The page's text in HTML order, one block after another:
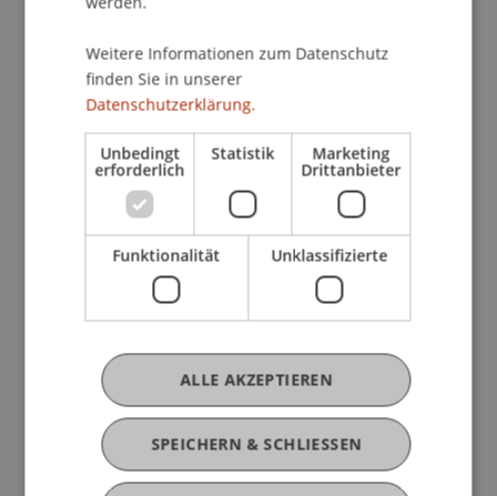
Sommersemester 2025
Weitere Informationen zum Datenschutz
finden Sie in unserer
Datenschutzerklärung.
Unbedingt
erforderlich
Statistik Marketing
Drittanbieter
Funktionalität Unklassifizierte
SPEICHERN & SCHLIESSEN
ALLE AKZEPTIEREN